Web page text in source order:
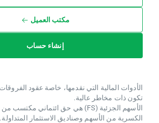
مكتب العميل
إنشاء حساب
تكون ذات مخاطر عالية.
الكسرية من الأسهم وصناديق الاستثمار